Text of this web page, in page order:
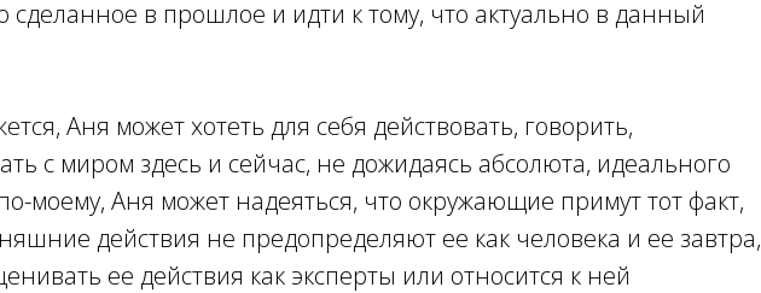
сделанное в прошлое и идти к тому, что актуально в данный
Аня может хотеть для себя действовать, говорить,
с миром здесь и сейчас, не дожидаясь абсолюта, идеального
моему, Аня может надеяться, что окружающие примут тот факт,
действия не предопределяют ее как человека и ее завтра,
ее действия как эксперты или относится к ней